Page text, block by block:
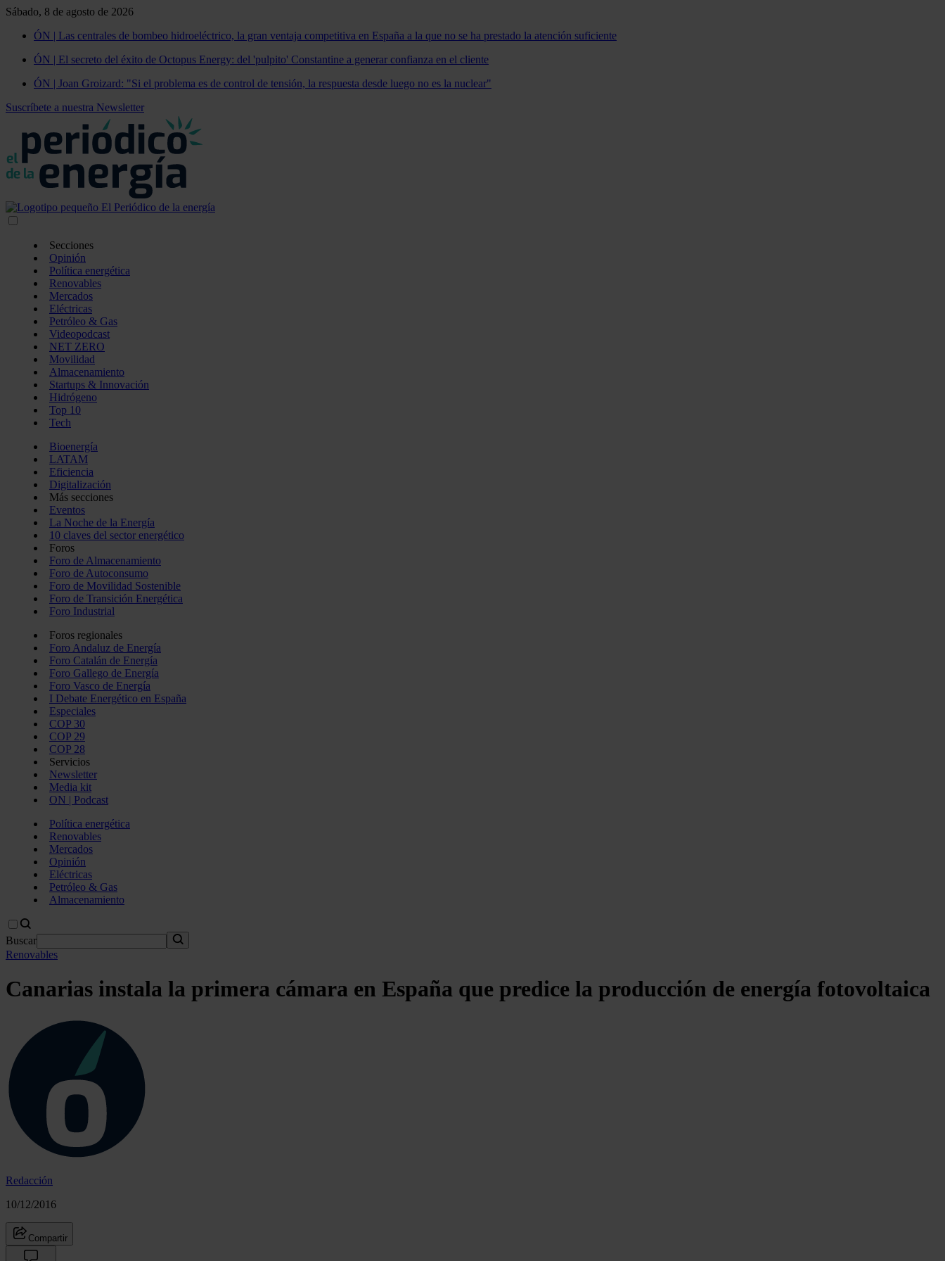
Sábado, 8 de agosto de 2026
ÓN | Las centrales de bombeo hidroeléctrico, la gran ventaja competitiva en España a la que no se ha prestado la atención suficiente
ÓN | El secreto del éxito de Octopus Energy: del 'pulpito' Constantine a generar confianza en el cliente
ÓN | Joan Groizard: "Si el problema es de control de tensión, la respuesta desde luego no es la nuclear"
Suscríbete a nuestra Newsletter
Secciones
Opinión
Política energética
Renovables
Mercados
Eléctricas
Petróleo & Gas
Videopodcast
NET ZERO
Movilidad
Almacenamiento
Startups & Innovación
Hidrógeno
Top 10
Tech
Bioenergía
LATAM
Eficiencia
Digitalización
Más secciones
Eventos
La Noche de la Energía
10 claves del sector energético
Foros
Foro de Almacenamiento
Foro de Autoconsumo
Foro de Movilidad Sostenible
Foro de Transición Energética
Foro Industrial
Foros regionales
Foro Andaluz de Energía
Foro Catalán de Energía
Foro Gallego de Energía
Foro Vasco de Energía
I Debate Energético en España
Especiales
COP 30
COP 29
COP 28
Servicios
Newsletter
Media kit
ON | Podcast
Política energética
Renovables
Mercados
Opinión
Eléctricas
Petróleo & Gas
Almacenamiento
Buscar
Renovables
Canarias instala la primera cámara en España que predice la producción de energía fotovoltaica
Redacción
10/12/2016
Compartir